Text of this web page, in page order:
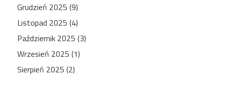
Grudzień 2025 (9)
Listopad 2025 (4)
Październik 2025 (3)
Wrzesień 2025 (1)
Sierpień 2025 (2)